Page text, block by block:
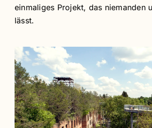
einmaliges Projekt, das niemanden
lässt.